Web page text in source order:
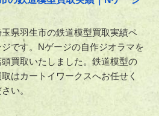
玉県羽生市の鉄道模型買取実績ペ
ジです。Nゲージの自作ジオラマを
頭買取いたしました。鉄道模型の
取はカートイワークスへお任せく
い。